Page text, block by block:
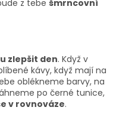
z tebe šmrncovní
zlepšit den. Když v
kávy, když mají na
oblékneme barvy, na
po černé tunice,
v rovnováze.